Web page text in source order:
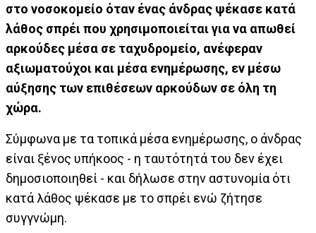
στο νοσοκομείο όταν ένας άνδρας ψέκασε κατά
λάθος σπρέι που χρησιμοποιείται για να απωθεί
αρκούδες μέσα σε ταχυδρομείο, ανέφεραν
αξιωματούχοι και μέσα ενημέρωσης, εν μέσω
αύξησης των επιθέσεων αρκούδων σε όλη τη
χώρα.
Σύμφωνα με τα τοπικά μέσα ενημέρωσης, ο άνδρας
είναι ξένος υπήκοος - η ταυτότητά του δεν έχει
δημοσιοποιηθεί - και δήλωσε στην αστυνομία ότι
κατά λάθος ψέκασε με το σπρέι ενώ ζήτησε
συγγνώμη.